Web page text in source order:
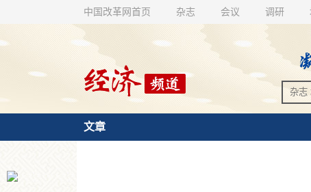
中国改革网首页 杂志 会议 调研
文章